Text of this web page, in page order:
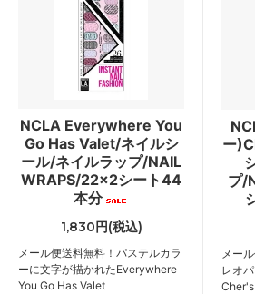
NCLA Everywhere You
Go Has Valet/ネイルシ
ール/ネイルラップ/NAIL
WRAPS/22×2シート44
本分
1,830円(税込)
メール便送料無料！パステルカラ
ーに文字が描かれたEverywhere
You Go Has Valet
ー
プ/
メー
レオ